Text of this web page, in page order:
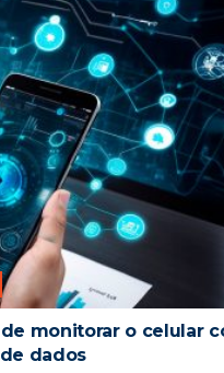
monitorar o celular
dados